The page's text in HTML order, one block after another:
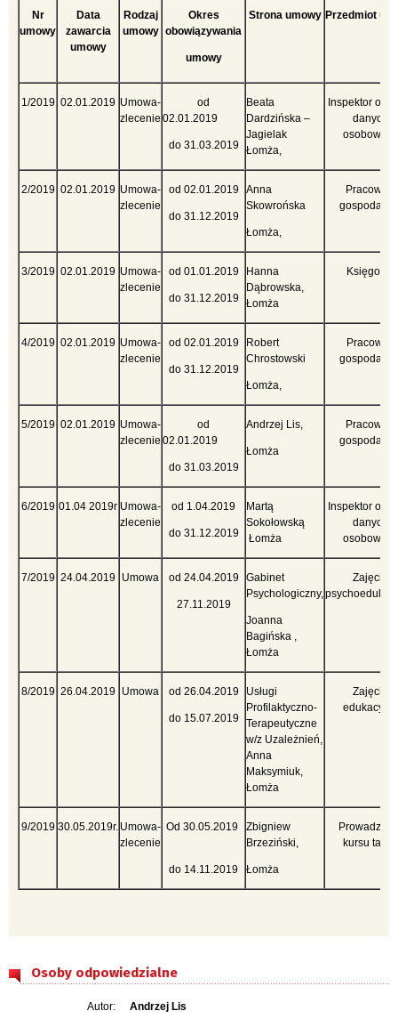
Nr
umowy
Data
zawarcia
umowy
Rodzaj
umowy
Okres
obowiązywania
umowy
Strona umowy Przedmiot
1/2019 02.01.2019 Umowa-
zlecenie
od
02.01.2019
do 31.03.2019
Beata
Dardzińska –
Jagielak
Łomża,
Inspektor
danych
osobowych
2/2019 02.01.2019 Umowa-
zlecenie
od 02.01.2019
do 31.12.2019
Anna
Skowrońska
Łomża,
Pracownik
3/2019 02.01.2019 Umowa-
zlecenie
od 01.01.2019
do 31.12.2019
Hanna
Dąbrowska,
Łomża
Księgowa
4/2019 02.01.2019 Umowa-
zlecenie
od 02.01.2019
do 31.12.2019
Robert
Chrostowski
Łomża,
Pracownik
5/2019 02.01.2019 Umowa-
zlecenie
od
02.01.2019
do 31.03.2019
Andrzej Lis,
Łomża
Pracownik
6/2019 01.04 2019r Umowa-
zlecenie
od 1.04.2019
do 31.12.2019
Martą
Sokołowską
Łomża
Inspektor
danych
osobowych
7/2019 24.04.2019 Umowa od 24.04.2019
27.11.2019
Gabinet
Psychologiczny,
Joanna
Bagińska ,
Łomża
Zajęcia
8/2019 26.04.2019 Umowa od 26.04.2019
do 15.07.2019
Usługi
Profilaktyczno-
Terapeutyczne
w/z Uzależnień,
Anna
Maksymiuk,
Łomża
Zajęcia
edukacyjne
9/2019 30.05.2019r. Umowa-
zlecenie
Od 30.05.2019
do 14.11.2019
Zbigniew
Brzeziński,
Łomża
kursu tańca
Osoby odpowiedzialne
Autor: Andrzej Lis